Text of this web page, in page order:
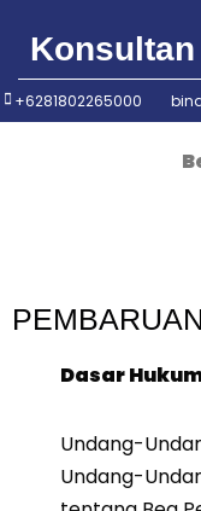
+6281802265000
Dasar
Undang-
Undang-